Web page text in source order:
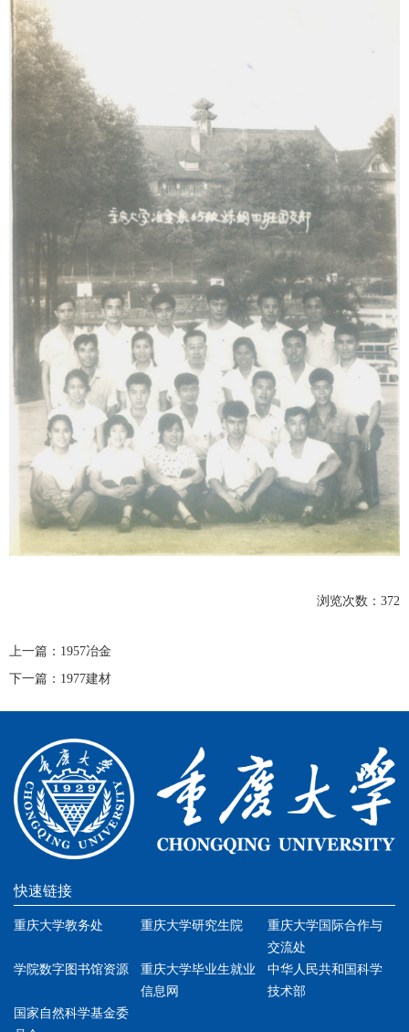
浏览次数： 372
上一篇： 1957冶金
下一篇： 1977建材
快速链接
重庆大学教务处 重庆大学研究生院
重庆大学国际合作与
交流处
学院数字图书馆资源
重庆大学毕业生就业
信息网
中华人民共和国科学
技术部
国家自然科学基金委